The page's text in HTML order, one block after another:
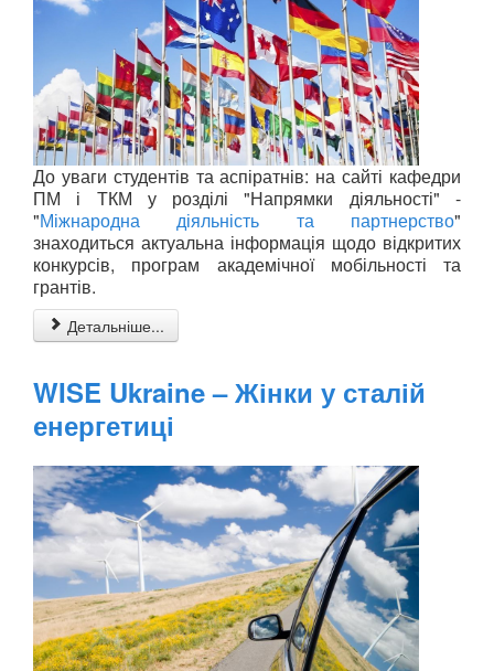
До уваги студентів та аспіратнів: на сайті кафедри
ПМ і ТКМ у розділі "Напрямки діяльності" -
"Міжнародна діяльність та партнерство"
знаходиться актуальна інформація щодо відкритих
конкурсів, програм академічної мобільності та
грантів.
Детальніше...
WISE Ukraine – Жінки у сталій
енергетиці